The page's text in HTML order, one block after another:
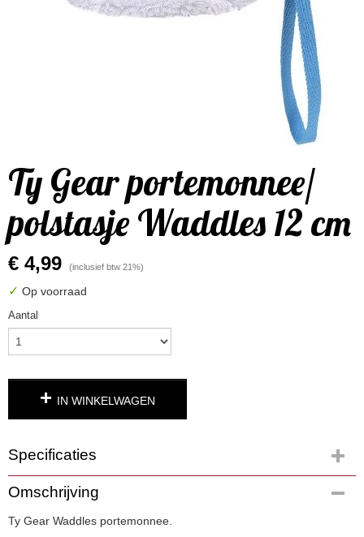
Ty Gear portemonnee/
polstasje Waddles 12 cm
€ 4,99 (inclusief btw 21%)
✓ Op voorraad
Aantal
IN WINKELWAGEN
Specificaties
Productcode
2694-9
EAN code
Omschrijving
Ty Gear Waddles portemonnee.